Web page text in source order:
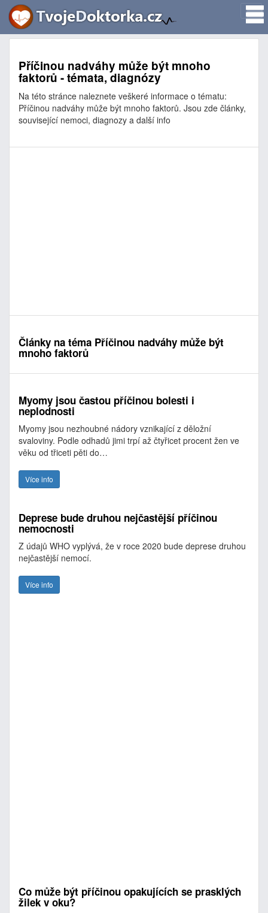
Příčinou nadváhy může být mnoho
faktorů - témata, diagnózy
Na této stránce naleznete veškeré informace o tématu:
Příčinou nadváhy může být mnoho faktorů. Jsou zde články,
související nemoci, diagnozy a další info
Články na téma Příčinou nadváhy může být
mnoho faktorů
Myomy jsou častou příčinou bolesti i
neplodnosti
Myomy jsou nezhoubné nádory vznikající z děložní
svaloviny. Podle odhadů jimi trpí až čtyřicet procent žen ve
věku od třiceti pěti do…
Více info
Deprese bude druhou nejčastější příčinou
nemocnosti
Z údajů WHO vyplývá, že v roce 2020 bude deprese druhou
nejčastější nemocí.
Více info
Co může být příčinou opakujících se prasklých
žilek v oku?